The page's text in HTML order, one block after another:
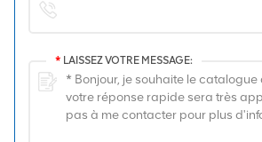
* LAISSEZ VOTRE MESSAGE: